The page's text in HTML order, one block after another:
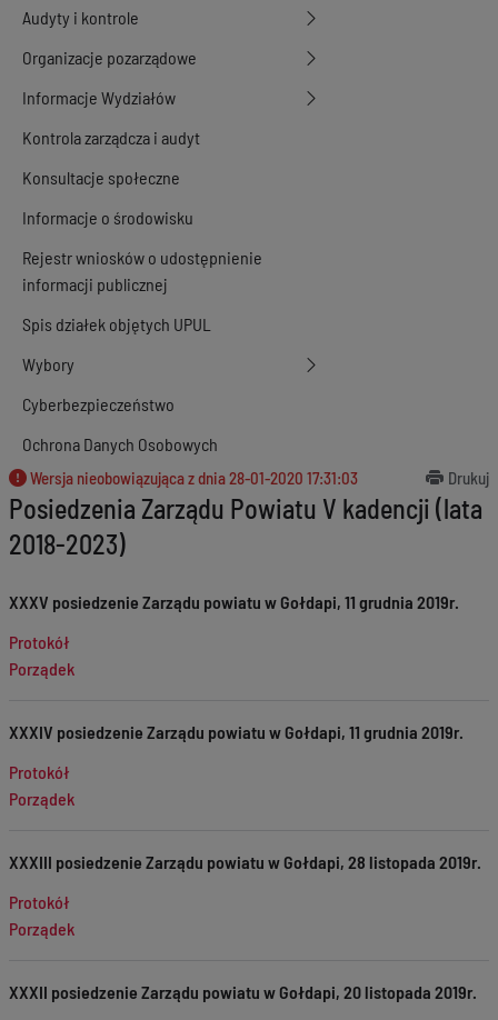
Audyty i kontrole
Organizacje pozarządowe
Informacje Wydziałów
Kontrola zarządcza i audyt
Konsultacje społeczne
Informacje o środowisku
Rejestr wniosków o udostępnienie
informacji publicznej
Spis działek objętych UPUL
Wybory
Cyberbezpieczeństwo
Ochrona Danych Osobowych
Wersja nieobowiązująca z dnia28-01-2020 17:31:03 Drukuj
Posiedzenia Zarządu Powiatu V kadencji (lata
2018-2023)
XXXV posiedzenie Zarządu powiatu w Gołdapi, 11 grudnia 2019r.
Protokół
Porządek
XXXIV posiedzenie Zarządu powiatu w Gołdapi, 11 grudnia 2019r.
Protokół
Porządek
XXXIII posiedzenie Zarządu powiatu w Gołdapi, 28 listopada 2019r.
Protokół
Porządek
XXXII posiedzenie Zarządu powiatu w Gołdapi, 20 listopada 2019r.